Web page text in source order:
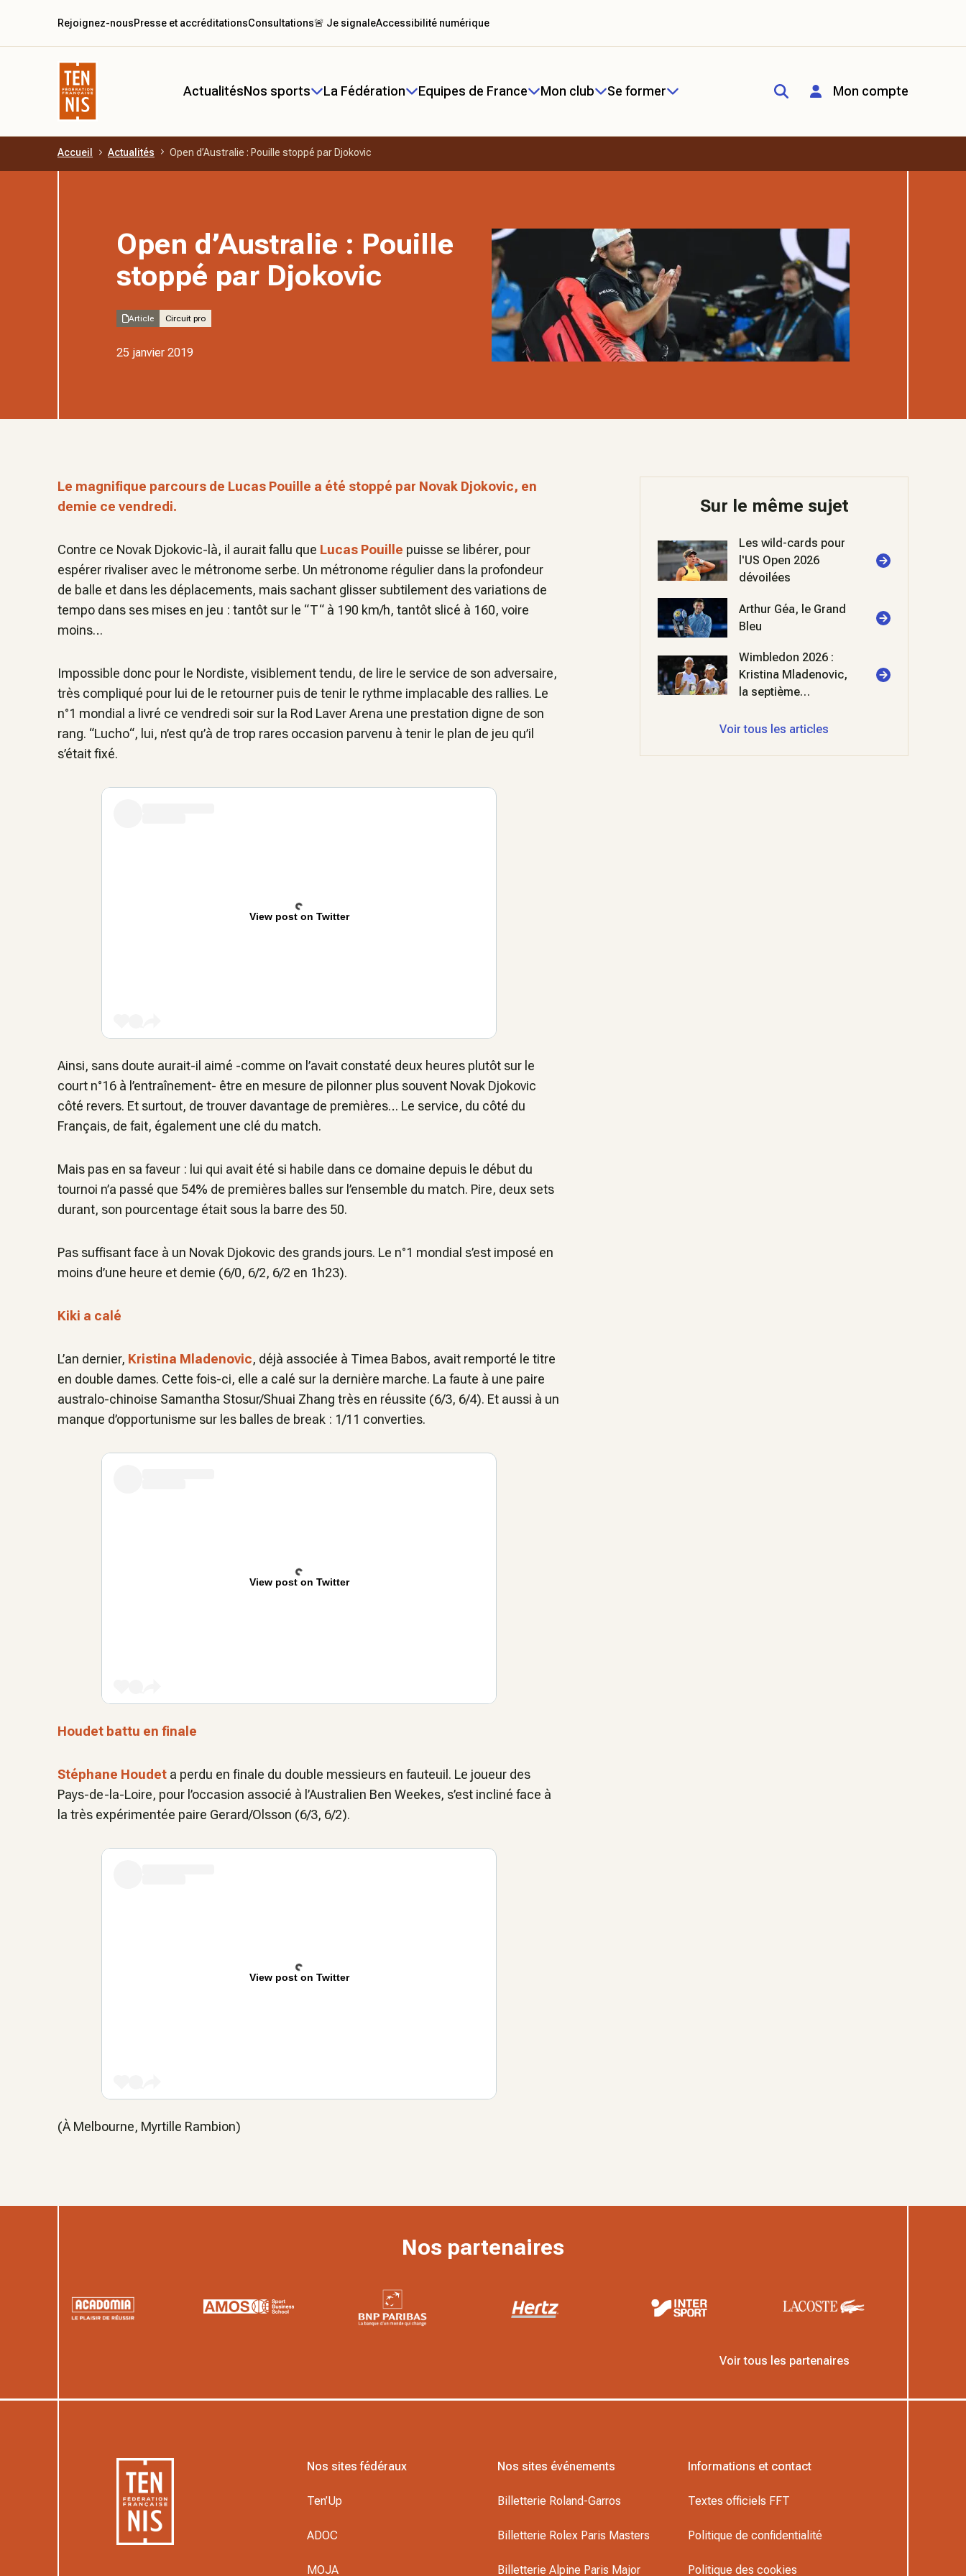
Aller au contenu principal
ActualitésNos sports La Fédération Equipes de France Mon club Se former Mon compte
Rejoignez-nousPresse et accréditationsConsultations🚨 Je signaleAccessibilité numérique
Accueil Actualités Open d’Australie : Pouille stoppé par Djokovic
Open d’Australie : Pouille
stoppé par Djokovic
Article Circuit pro
25 janvier 2019
Le magnifique parcours de Lucas Pouille a été stoppé par Novak Djokovic, en
demie ce vendredi.
Contre ce Novak Djokovic-là, il aurait fallu que Lucas Pouille puisse se libérer, pour
espérer rivaliser avec le métronome serbe. Un métronome régulier dans la profondeur
de balle et dans les déplacements, mais sachant glisser subtilement des variations de
tempo dans ses mises en jeu : tantôt sur le “T“ à 190 km/h, tantôt slicé à 160, voire
moins…
Impossible donc pour le Nordiste, visiblement tendu, de lire le service de son adversaire,
très compliqué pour lui de le retourner puis de tenir le rythme implacable des rallies. Le
n°1 mondial a livré ce vendredi soir sur la Rod Laver Arena une prestation digne de son
rang. “Lucho“, lui, n’est qu’à de trop rares occasion parvenu à tenir le plan de jeu qu’il
s’était fixé.
View post on Twitter
Ainsi, sans doute aurait-il aimé -comme on l’avait constaté deux heures plutôt sur le
court n°16 à l’entraînement- être en mesure de pilonner plus souvent Novak Djokovic
côté revers. Et surtout, de trouver davantage de premières… Le service, du côté du
Français, de fait, également une clé du match.
Mais pas en sa faveur : lui qui avait été si habile dans ce domaine depuis le début du
tournoi n’a passé que 54% de premières balles sur l’ensemble du match. Pire, deux sets
durant, son pourcentage était sous la barre des 50.
Pas suffisant face à un Novak Djokovic des grands jours. Le n°1 mondial s’est imposé en
moins d’une heure et demie (6/0, 6/2, 6/2 en 1h23).
Kiki a calé
L’an dernier, Kristina Mladenovic, déjà associée à Timea Babos, avait remporté le titre
en double dames. Cette fois-ci, elle a calé sur la dernière marche. La faute à une paire
australo-chinoise Samantha Stosur/Shuai Zhang très en réussite (6/3, 6/4). Et aussi à un
manque d’opportunisme sur les balles de break : 1/11 converties.
View post on Twitter
Houdet battu en finale
Stéphane Houdet a perdu en finale du double messieurs en fauteuil. Le joueur des
Pays-de-la-Loire, pour l’occasion associé à l’Australien Ben Weekes, s’est incliné face à
la très expérimentée paire Gerard/Olsson (6/3, 6/2).
View post on Twitter
(À Melbourne, Myrtille Rambion)
Sur le même sujet
Les wild-cards pour
l'US Open 2026
dévoilées
Arthur Géa, le Grand
Bleu
Wimbledon 2026 :
Kristina Mladenovic,
la septième
Voir tous les articles
Nos partenaires
Voir tous les partenaires
Nos sites fédéraux
Ten’Up
ADOC
MOJA
Nos sites événements
Billetterie Roland-Garros
Billetterie Rolex Paris Masters
Billetterie Alpine Paris Major
Informations et contact
Textes officiels FFT
Politique de confidentialité
Politique des cookies